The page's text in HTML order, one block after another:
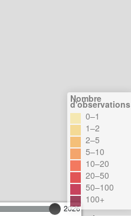
2026
Nombre
d'observations
0–1
1–2
2–5
5–10
10–20
20–50
50–100
100+